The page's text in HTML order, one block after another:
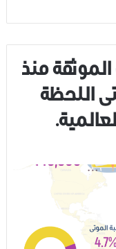
منذ
اللحظة